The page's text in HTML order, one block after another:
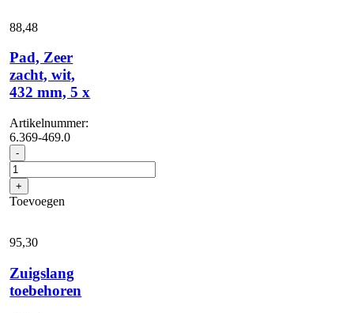
88,48
Pad, Zeer
zacht, wit,
432 mm, 5 x
Artikelnummer:
6.369-469.0
- Pad,
Zeer
zacht,
wit,
432
5
x
aantal
+
Toevoegen
95,30
Zuigslang
toebehoren